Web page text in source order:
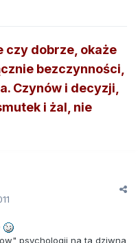
czy dobrze, okaże
bezczynności,
Czynów i decyzji,
i żal, nie
psychologii na ta dziwna